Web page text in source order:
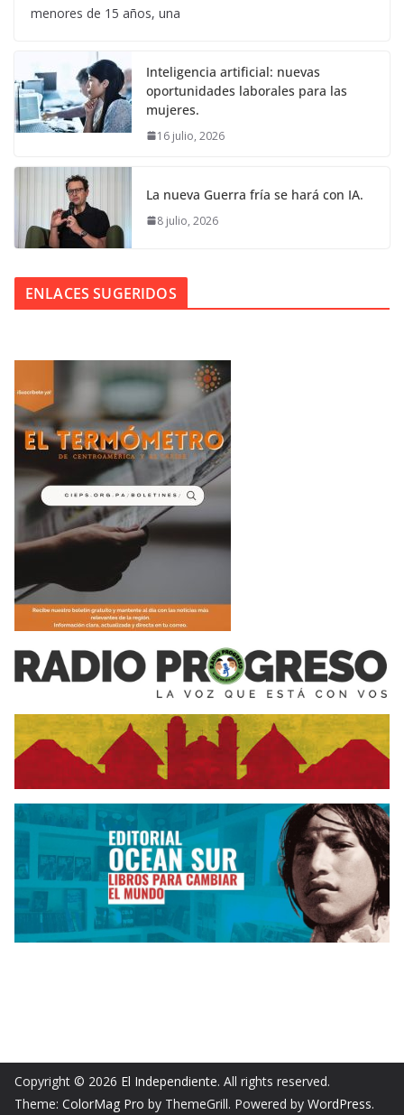
menores de 15 años, una
Inteligencia artificial: nuevas
oportunidades laborales para las
mujeres.
16 julio, 2026
La nueva Guerra fría se hará con IA.
8 julio, 2026
ENLACES SUGERIDOS
Copyright © 2026 El Independiente. All rights reserved.
Theme: ColorMag Pro by ThemeGrill. Powered by WordPress.